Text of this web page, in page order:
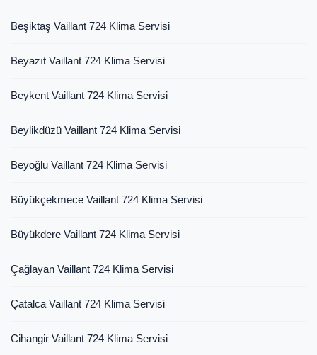
Beşiktaş Vaillant 724 Klima Servisi
Beyazıt Vaillant 724 Klima Servisi
Beykent Vaillant 724 Klima Servisi
Beylikdüzü Vaillant 724 Klima Servisi
Beyoğlu Vaillant 724 Klima Servisi
Büyükçekmece Vaillant 724 Klima Servisi
Büyükdere Vaillant 724 Klima Servisi
Çağlayan Vaillant 724 Klima Servisi
Çatalca Vaillant 724 Klima Servisi
Cihangir Vaillant 724 Klima Servisi